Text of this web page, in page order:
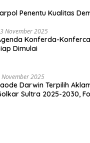
Penentu Kualitas
November 2025
Konferda-
Dimulai
November 2025
Darwin Terpilih
Sultra 2025-2030,